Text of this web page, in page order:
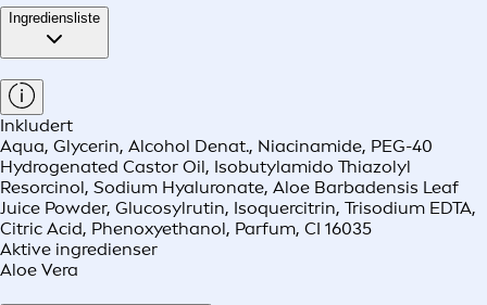
Ingrediensliste
Inkludert
Aqua, Glycerin, Alcohol Denat., Niacinamide, PEG-40
Hydrogenated Castor Oil, Isobutylamido Thiazolyl
Resorcinol, Sodium Hyaluronate, Aloe Barbadensis Leaf
Juice Powder, Glucosylrutin, Isoquercitrin, Trisodium EDTA,
Citric Acid, Phenoxyethanol, Parfum, CI 16035
Aktive ingredienser
Aloe Vera